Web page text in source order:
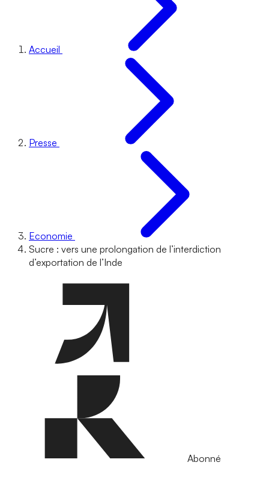
Accueil
Presse
Economie
Sucre : vers une prolongation de l’interdiction
d’exportation de l’Inde
Abonné